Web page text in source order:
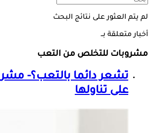
لم يتم العثور على نتائج البحث
أخبار متعلقة بــ
مشروبات للتخلص من التعب
تشعر دائما بالتعب؟-
على تناولها